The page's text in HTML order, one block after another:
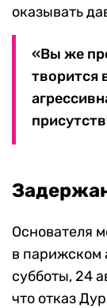
оказывать
«Вы же
творится
Основателя
в парижском
субботы, 24
что отказ